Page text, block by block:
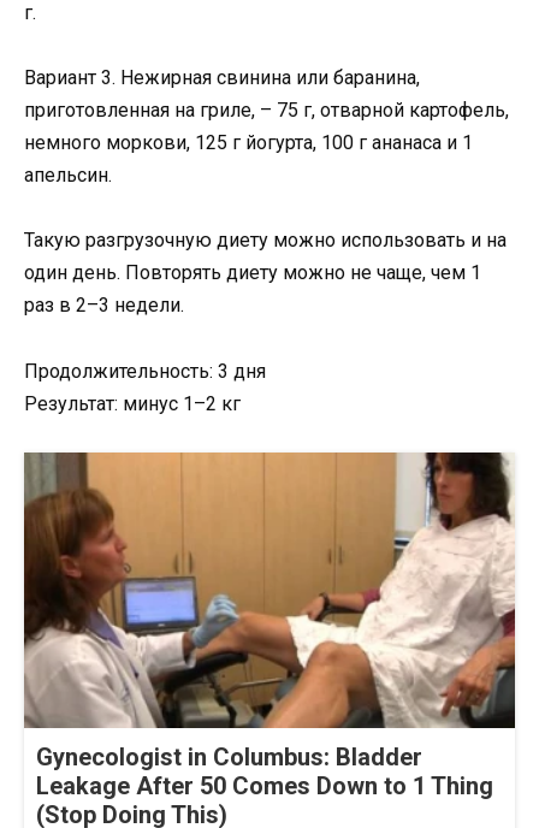
г.
Вариант 3. Нежирная свинина или баранина,
приготовленная на гриле, – 75 г, отварной картофель,
немного моркови, 125 г йогурта, 100 г ананаса и 1
апельсин.
Такую разгрузочную диету можно использовать и на
один день. Повторять диету можно не чаще, чем 1
раз в 2–3 недели.
Продолжительность: 3 дня
Результат: минус 1–2 кг
Gynecologist in Columbus: Bladder
Leakage After 50 Comes Down to 1 Thing
(Stop Doing This)